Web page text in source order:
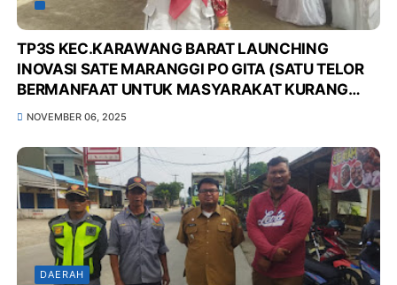
TP3S KEC.KARAWANG BARAT LAUNCHING
INOVASI SATE MARANGGI PO GITA (SATU TELOR
BERMANFAAT UNTUK MASYARAKAT KURANG
GIZI DI POS GIZI KELUARGA KITA), UNTUK
KEC.KARAWANG BARAT*
NOVEMBER 06, 2025
DAERAH